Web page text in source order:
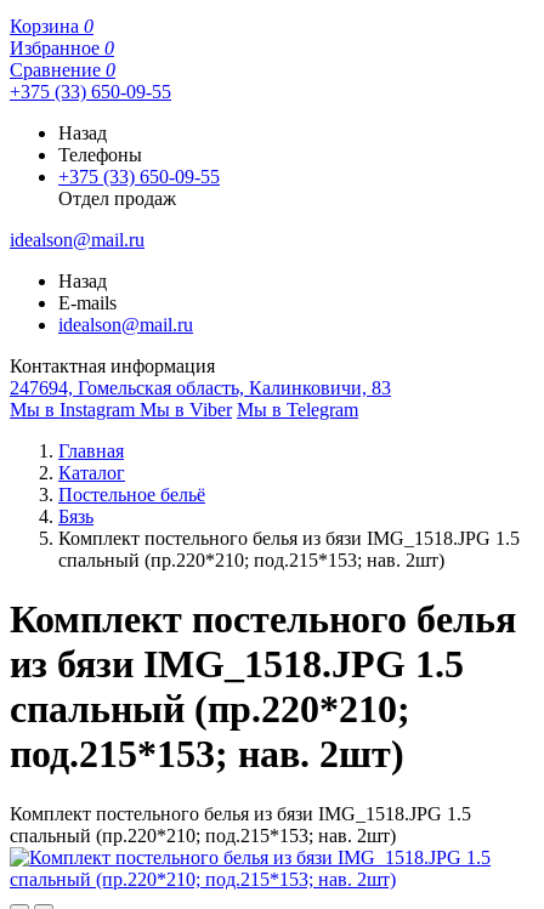
Корзина 0
Избранное 0
Сравнение 0
+375 (33) 650-09-55
Назад
Телефоны
+375 (33) 650-09-55
Отдел продаж
idealson@mail.ru
Назад
E-mails
idealson@mail.ru
Контактная информация
247694, Гомельская область, Калинковичи, 83
Мы в Instagram Мы в Viber Мы в Telegram
Главная
Каталог
Постельное бельё
Бязь
Комплект постельного белья из бязи IMG_1518.JPG 1.5
спальный (пр.220*210; под.215*153; нав. 2шт)
Комплект постельного белья
из бязи IMG_1518.JPG 1.5
спальный (пр.220*210;
под.215*153; нав. 2шт)
Комплект постельного белья из бязи IMG_1518.JPG 1.5
спальный (пр.220*210; под.215*153; нав. 2шт)